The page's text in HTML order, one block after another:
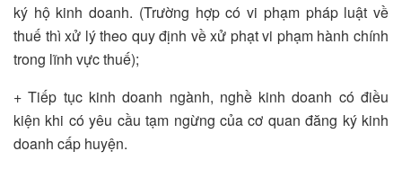
ký hộ kinh doanh. (Trường hợp có vi phạm pháp luật về
thuế thì xử lý theo quy định về xử phạt vi phạm hành chính
trong lĩnh vực thuế);
+ Tiếp tục kinh doanh ngành, nghề kinh doanh có điều
kiện khi có yêu cầu tạm ngừng của cơ quan đăng ký kinh
doanh cấp huyện.